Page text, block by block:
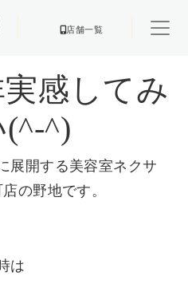
店舗一覧
感してみ
^)
展開する美容室ネクサ
の野地です。
は